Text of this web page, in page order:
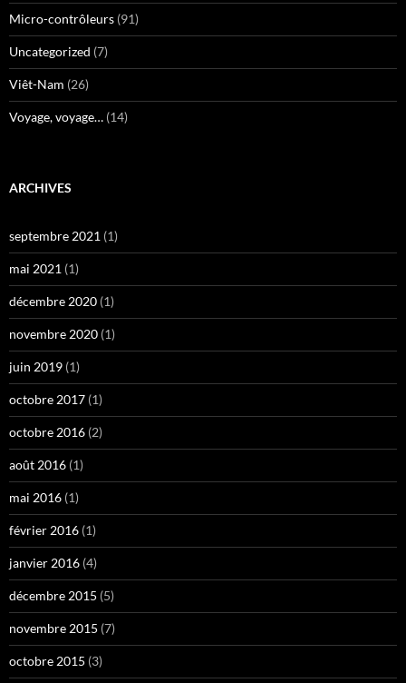
Micro-contrôleurs (91)
Uncategorized (7)
Viêt-Nam (26)
Voyage, voyage… (14)
ARCHIVES
septembre 2021 (1)
mai 2021 (1)
décembre 2020 (1)
novembre 2020 (1)
juin 2019 (1)
octobre 2017 (1)
octobre 2016 (2)
août 2016 (1)
mai 2016 (1)
février 2016 (1)
janvier 2016 (4)
décembre 2015 (5)
novembre 2015 (7)
octobre 2015 (3)